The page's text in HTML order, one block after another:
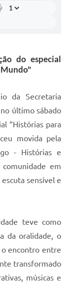
do especial
da Secretaria
último sábado
“Histórias para
movida pela
- Histórias e
em
sensível e
teve como
da oralidade, o
encontro entre
transformado
músicas e